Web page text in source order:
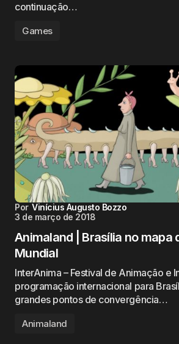
continuação…
Games
Por Vinícius Augusto Bozzo
3 de março de 2018
Animaland | Brasília no mapa
Mundial
InterAnima – Festival de Animação e
programação internacional para
grandes pontos de convergência…
Animaland